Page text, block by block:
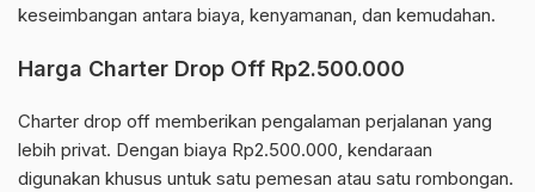
keseimbangan antara biaya, kenyamanan, dan kemudahan.
Harga Charter Drop Off Rp2.500.000
Charter drop off memberikan pengalaman perjalanan yang
lebih privat. Dengan biaya Rp2.500.000, kendaraan
digunakan khusus untuk satu pemesan atau satu rombongan.